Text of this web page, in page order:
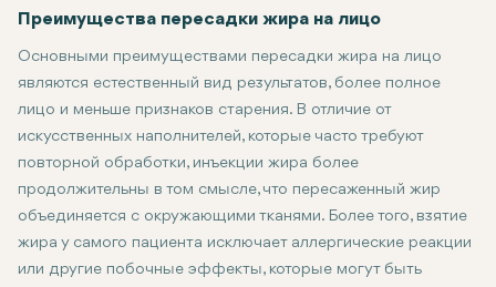
Преимущества пересадки жира на лицо
Основными преимуществами пересадки жира на лицо
являются естественный вид результатов, более полное
лицо и меньше признаков старения. В отличие от
искусственных наполнителей, которые часто требуют
повторной обработки, инъекции жира более
продолжительны в том смысле, что пересаженный жир
объединяется с окружающими тканями. Более того, взятие
жира у самого пациента исключает аллергические реакции
или другие побочные эффекты, которые могут быть